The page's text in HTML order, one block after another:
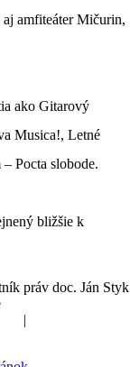
amfiteáter Mičurin,
ako Gitarový
Musica!, Letné
Pocta slobode.
bližšie k
práv doc. Ján Styk
|